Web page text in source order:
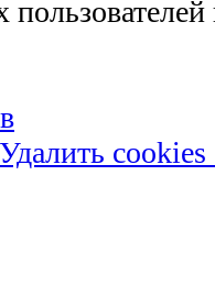
Удалить